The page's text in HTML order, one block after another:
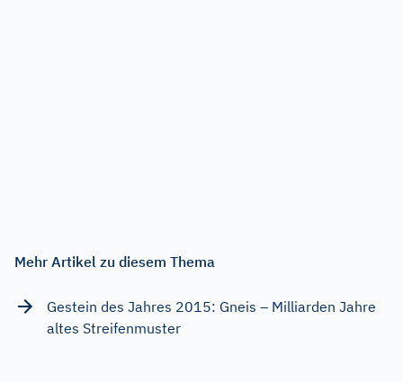
Mehr Artikel zu diesem Thema
Gestein des Jahres 2015: Gneis – Milliarden Jahre
altes Streifenmuster